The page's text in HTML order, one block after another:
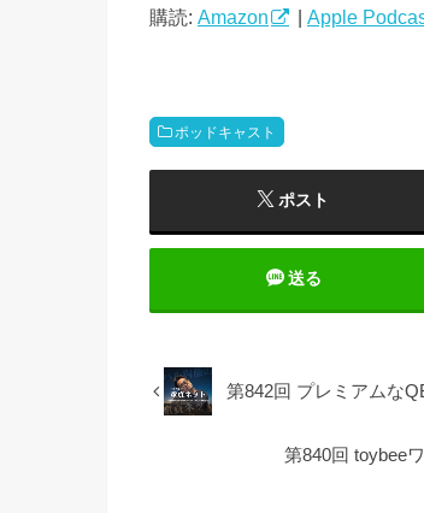
ー
購読: Amazon | Apple
ポッドキャスト
ポスト
送る
第842回 プレミアムな
第840回 toybee